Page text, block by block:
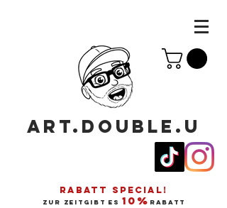
ART.DOUBLE.U
RABATT SPECIAL!
ZUR ZEITGIBT ES 10% RABATT